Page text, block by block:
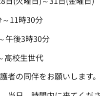
11時30分
午後3時30分
高校生世代
者の同伴をお願いします。